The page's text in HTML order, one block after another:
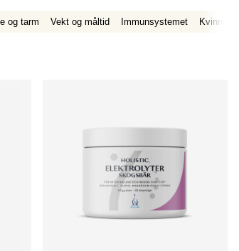
og tarm Vekt og måltid Immunsystemet Kvinne